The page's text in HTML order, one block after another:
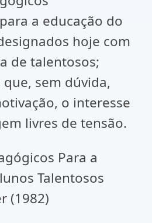
a educação do
hoje com
de talentosos;
sem dúvida,
o interesse
livres de tensão.
Para a
Talentosos
(1982)